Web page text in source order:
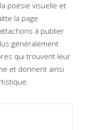
poésie visuelle et
la page
à publier
généralement
qui trouvent leur
et donnent ainsi